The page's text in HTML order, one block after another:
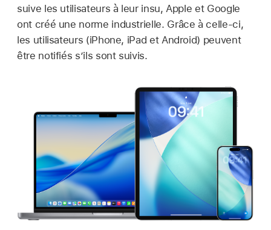
suive les utilisateurs à leur insu, Apple et Google
ont créé une norme industrielle. Grâce à celle-ci,
les utilisateurs (iPhone, iPad et Android) peuvent
être notifiés s’ils sont suivis.